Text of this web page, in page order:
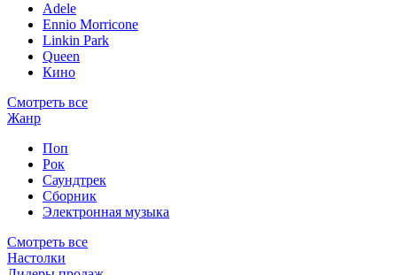
Adele
Ennio Morricone
Linkin Park
Queen
Кино
Смотреть все
Жанр
Поп
Рок
Саундтрек
Сборник
Электронная музыка
Смотреть все
Настолки